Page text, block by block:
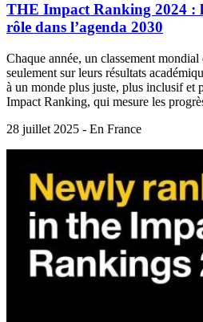
THE Impact Ranking 2024 :
rôle dans l’agenda 2030
Chaque année, un classement
seulement sur leurs résultats
à un monde plus juste, plus inclusif et
Impact Ranking, qui mesure les
28 juillet 2025 - En France